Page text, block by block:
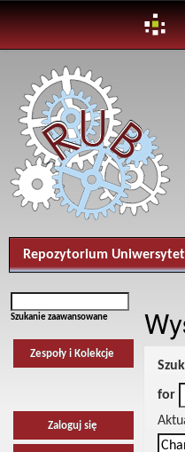
navigation
Repozytorium
Szukanie zaawansowane
Zespoły i Kolekcje
Zaloguj się
for